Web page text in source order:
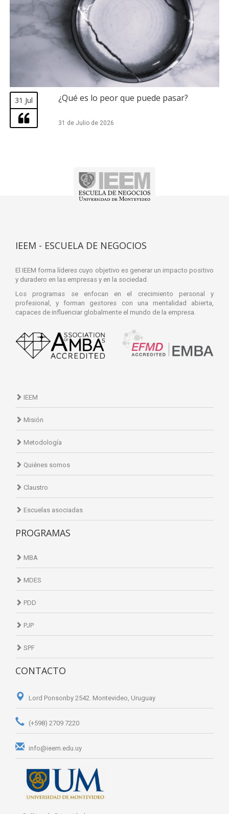
31 Jul ¿Qué es lo peor que puede pasar?
31 de Julio de 2026
IEEM - ESCUELA DE NEGOCIOS
El IEEM forma líderes cuyo objetivo es generar un impacto positivo
y duradero en las empresas y en la sociedad.
Los programas se enfocan en el crecimiento personal y
profesional, y forman gestores con una mentalidad abierta,
capaces de influenciar globalmente el mundo de la empresa.
IEEM
Misión
Metodología
Quiénes somos
Claustro
Escuelas asociadas
PROGRAMAS
MBA
MDES
PDD
PJP
SPF
CONTACTO
Lord Ponsonby 2542. Montevideo, Uruguay
(+598) 2709 7220
info@ieem.edu.uy